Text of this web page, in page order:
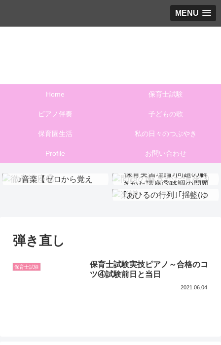
MENU
Home 保育士試験
ピアノ伴奏 子どもの歌
保育園生活 私の日々のつぶやき
Profile お問い合わせ
♪音楽【ゼロから覚え
保育実習理論♪問題の解
きかた講座③移調の問題
保育実習理論♪問題の解
【楽譜ダウンロード】
｢あひるの行列｣｢揺籃(ゆ
弾き直し
保育士試験
保育士試験実技ピアノ～合格のコ
ツ④試験前日と当日
2021.06.04